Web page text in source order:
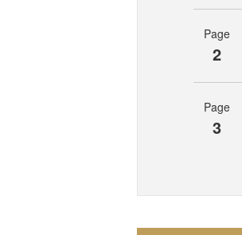
Page
2
Page
3